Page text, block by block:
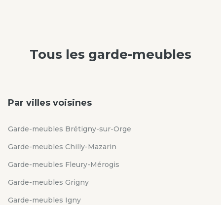
Tous les garde-meubles
Par villes voisines
Garde-meubles Brétigny-sur-Orge
Garde-meubles Chilly-Mazarin
Garde-meubles Fleury-Mérogis
Garde-meubles Grigny
Garde-meubles Igny